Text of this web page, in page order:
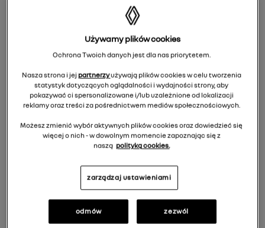
Cena rekomendowana:
Do koszyka
Używamy plików cookies
Ochrona Twoich danych jest dla nas priorytetem.
Nasza strona i jej partnerzyużywają plików cookies w celu tworzenia
statystyk dotyczących oglądalności i wydajności strony, aby
pokazywać ci spersonalizowane i/lub uzależnione od lokalizacji
reklamy oraz treści za pośrednictwem mediów społecznościowych.
Możesz zmienić wybór aktywnych plików cookies oraz dowiedzieć się
więcej o nich - w dowolnym momencie zapoznając się z
naszą polityką cookies.
zarządzaj ustawieniami
odmów zezwól